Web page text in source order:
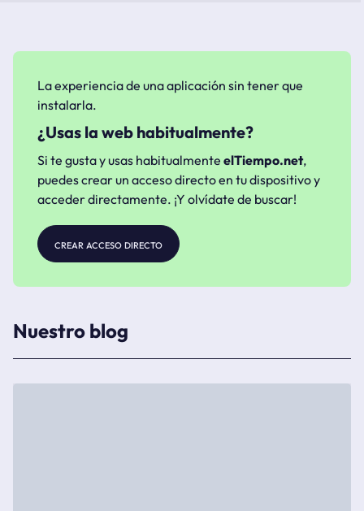
La experiencia de una aplicación sin tener que
instalarla.
¿Usas la web habitualmente?
Si te gusta y usas habitualmente elTiempo.net,
puedes crear un acceso directo en tu dispositivo y
acceder directamente. ¡Y olvídate de buscar!
crear acceso directo
Nuestro blog